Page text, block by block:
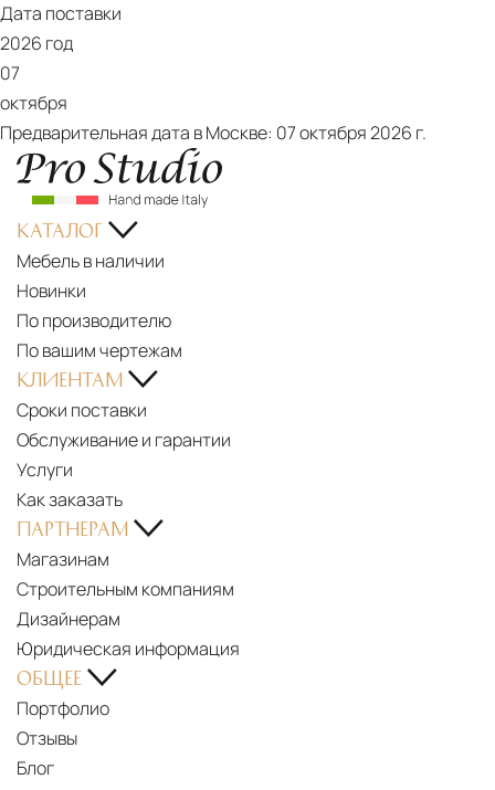
PDF
Ego
PDF
Line
Дата поставки
2026 год
07
октября
Предварительная дата в Москве: 07 октября 2026 г.
КАТАЛОГ
Мебель в наличии
Новинки
По производителю
По вашим чертежам
КЛИЕНТАМ
Сроки поставки
Обслуживание и гарантии
Услуги
Как заказать
ПАРТНЕРАМ
Магазинам
Строительным компаниям
Дизайнерам
Юридическая информация
ОБЩЕЕ
Портфолио
Отзывы
Блог